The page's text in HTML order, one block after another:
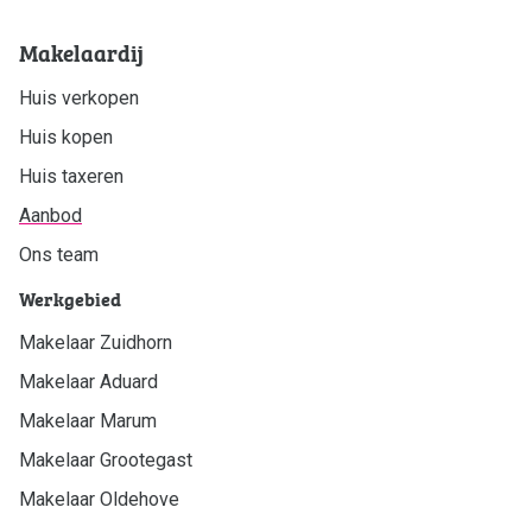
Makelaardij
Huis verkopen
Huis kopen
Huis taxeren
Aanbod
Ons team
Werkgebied
Makelaar Zuidhorn
Makelaar Aduard
Makelaar Marum
Makelaar Grootegast
Makelaar Oldehove